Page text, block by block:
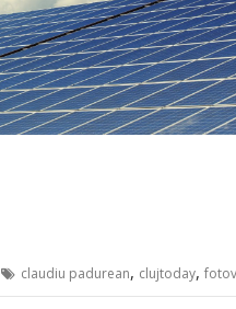
claudiu padurean, clujtoday,